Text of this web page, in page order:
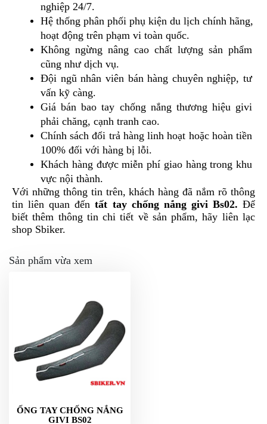
nghiệp 24/7.
Hệ thống phân phối phụ kiện du lịch chính hãng,
hoạt động trên phạm vi toàn quốc.
Không ngừng nâng cao chất lượng sản phẩm
cũng như dịch vụ.
Đội ngũ nhân viên bán hàng chuyên nghiệp, tư
vấn kỹ càng.
Giá bán bao tay chống nắng thương hiệu givi
phải chăng, cạnh tranh cao.
Chính sách đổi trả hàng linh hoạt hoặc hoàn tiền
100% đối với hàng bị lỗi.
Khách hàng được miễn phí giao hàng trong khu
vực nội thành.
Với những thông tin trên, khách hàng đã nắm rõ thông
tin liên quan đến tất tay chống nắng givi Bs02. Để
biết thêm thông tin chi tiết về sản phẩm, hãy liên lạc
shop Sbiker.
Sản phẩm vừa xem
ỐNG TAY CHỐNG NẮNG
GIVI BS02